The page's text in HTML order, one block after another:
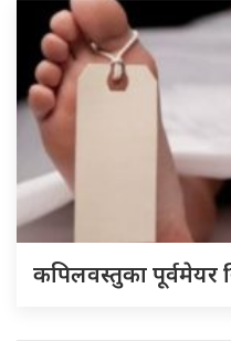
कपिलवस्तुका पूर्वमेयर